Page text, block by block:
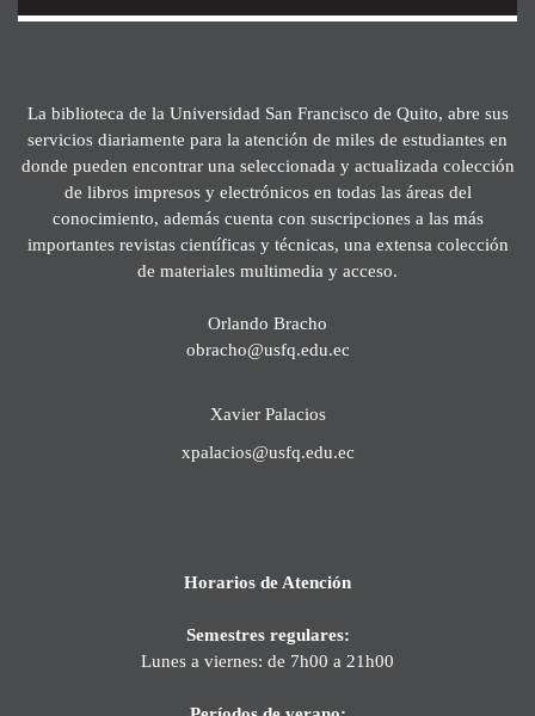
La biblioteca de la Universidad San Francisco de Quito, abre sus
servicios diariamente para la atención de miles de estudiantes en
donde pueden encontrar una seleccionada y actualizada colección
de libros impresos y electrónicos en todas las áreas del
conocimiento, además cuenta con suscripciones a las más
importantes revistas científicas y técnicas, una extensa colección
de materiales multimedia y acceso.
Orlando Bracho
obracho@usfq.edu.ec
Xavier Palacios
xpalacios@usfq.edu.ec
Horarios de Atención
Semestres regulares:
Lunes a viernes: de 7h00 a 21h00